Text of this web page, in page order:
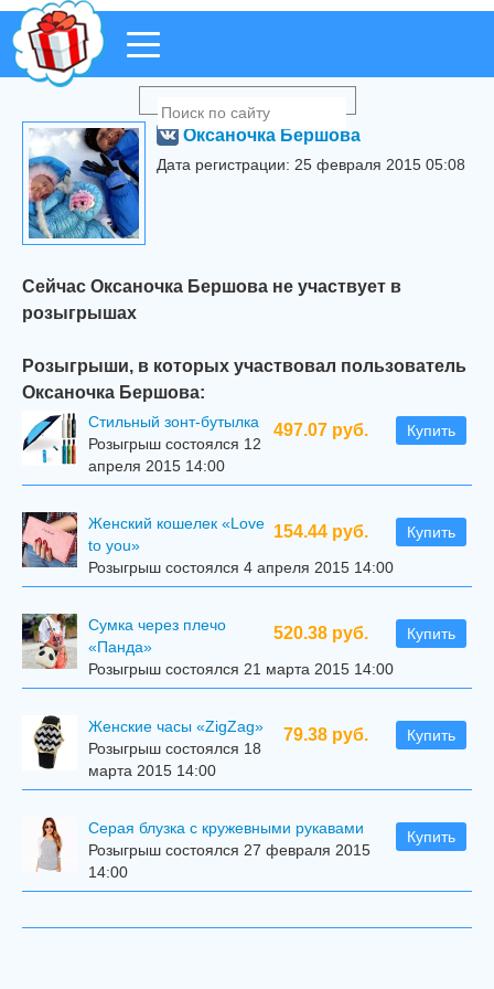
Оксаночка Бершова
Дата регистрации: 25 февраля 2015 05:08
Сейчас Оксаночка Бершова не участвует в
розыгрышах
Розыгрыши, в которых участвовал пользователь
Оксаночка Бершова:
497.07 руб. Купить
Стильный зонт-бутылка
Розыгрыш состоялся 12
апреля 2015 14:00
154.44 руб. Купить
Женский кошелек «Love
to you»
Розыгрыш состоялся 4 апреля 2015 14:00
520.38 руб. Купить
Сумка через плечо
«Панда»
Розыгрыш состоялся 21 марта 2015 14:00
79.38 руб. Купить
Женские часы «ZigZag»
Розыгрыш состоялся 18
марта 2015 14:00
Купить
Серая блузка с кружевными рукавами
Розыгрыш состоялся 27 февраля 2015
14:00